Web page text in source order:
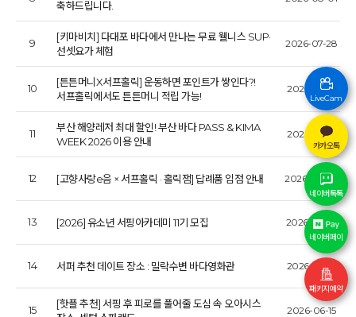
축하드립니다.
9
[키마비치] 다대포 바다에서 만나는 무료 웰니스 SUP·
선셋요가 체험
2026-07-28
10
[튼튼머니X서프홀릭] 운동하면 포인트가 쌓인다?!
서프홀릭에서도 튼튼머니 적립 가능!
2026-07-21
11
부산 해양레저 최대 할인! 부산 바다 PASS & KIMA
WEEK 2026 이용 안내
2026-07-13
12 [고향사랑e음 × 서프홀릭 · 홀릭잼] 답례품 입점 안내 2026-06-30
13 [2026] 유소년 서핑아카데미 11기 모집 2026-06-25
14 서퍼 추천 데이트 장소 : 밀락수변 바다영화관 2026-06-19
15
[핫플 추천] 서핑 후 피로를 풀어줄 도심 속 오아시스
2026-06-15
LiveCam
카카오톡
네이버톡톡
네이버페이
패키지예약